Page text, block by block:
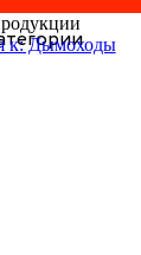
к: Дымоходы